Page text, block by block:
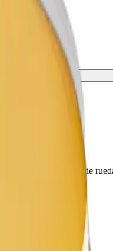
recogida. Las sillas de